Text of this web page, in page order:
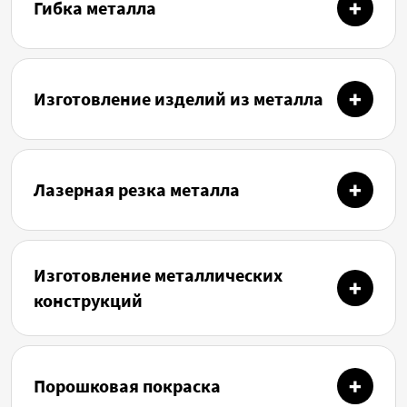
Гибка металла
Изготовление изделий из металла
Лазерная резка металла
Изготовление металлических
конструкций
Порошковая покраска